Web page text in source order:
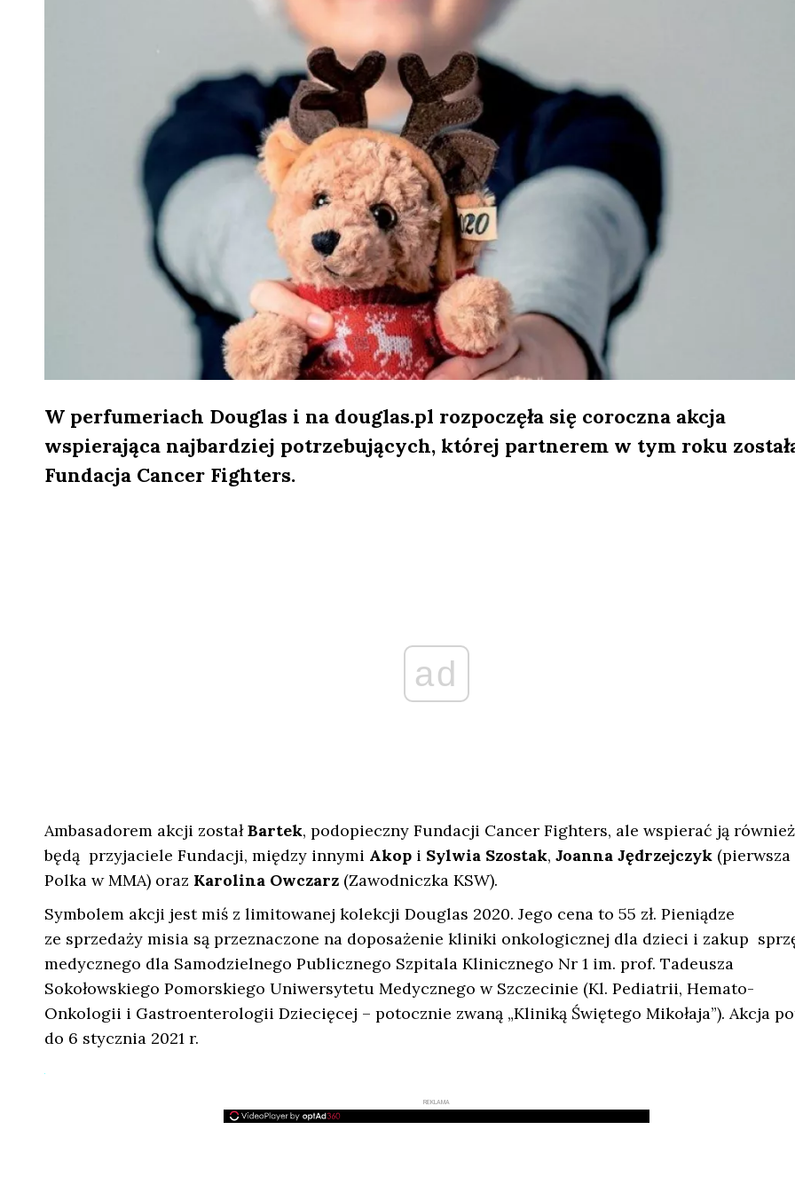
W perfumeriach Douglas i na douglas.pl rozpoczęła się coroczna akcja
wspierająca najbardziej potrzebujących, której partnerem w tym roku
Fundacja Cancer Fighters.
ad
Ambasadorem akcji zostałBartek, podopieczny Fundacji Cancer Fighters, ale wspierać ją również
będą przyjaciele Fundacji, między innymi Akopi Sylwia Szostak, Joanna Jędrzejczyk(pierwsza
Polka w MMA) oraz Karolina Owczarz (Zawodniczka KSW).
Symbolem akcji jest miś z limitowanej kolekcji Douglas 2020. Jego cena to 55 zł. Pieniądze
ze sprzedaży misia są przeznaczone na doposażenie kliniki onkologicznej dla dzieci i zakup
medycznego dla Samodzielnego Publicznego Szpitala Klinicznego Nr 1 im. prof. Tadeusza
Sokołowskiego Pomorskiego Uniwersytetu Medycznego w Szczecinie (Kl. Pediatrii, Hemato-
Onkologii i Gastroenterologii Dziecięcej – potocznie zwaną „Kliniką Świętego Mikołaja”). Akcja
do 6 stycznia 2021 r.
REKLAMA